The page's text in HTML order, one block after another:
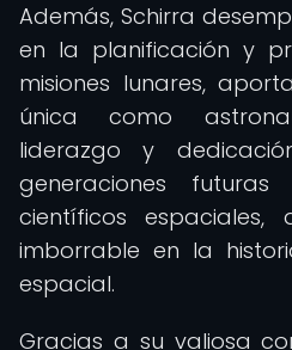
Además, Schirra
en la planificación y
misiones lunares,
única como
liderazgo y
generaciones
científicos espaciales,
imborrable en la
espacial.
Gracias a su valiosa